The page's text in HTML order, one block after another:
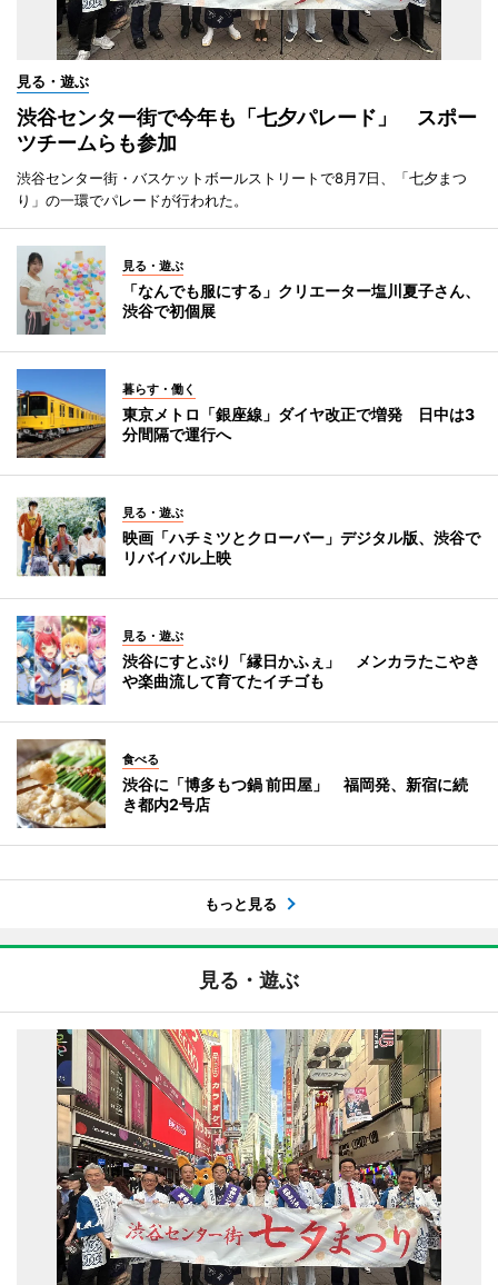
見る・遊ぶ
渋谷センター街で今年も「七夕パレード」 スポー
ツチームらも参加
渋谷センター街・バスケットボールストリートで8月7日、「七夕まつ
り」の一環でパレードが行われた。
見る・遊ぶ
「なんでも服にする」クリエーター塩川夏子さん、
渋谷で初個展
暮らす・働く
東京メトロ「銀座線」ダイヤ改正で増発 日中は3
分間隔で運行へ
見る・遊ぶ
映画「ハチミツとクローバー」デジタル版、渋谷で
リバイバル上映
見る・遊ぶ
渋谷にすとぷり「縁日かふぇ」 メンカラたこやき
や楽曲流して育てたイチゴも
食べる
渋谷に「博多もつ鍋 前田屋」 福岡発、新宿に続
き都内2号店
もっと見る
見る・遊ぶ